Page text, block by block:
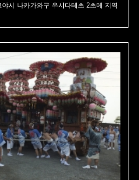
시 나카가와구 우시다테초 2초메 지역